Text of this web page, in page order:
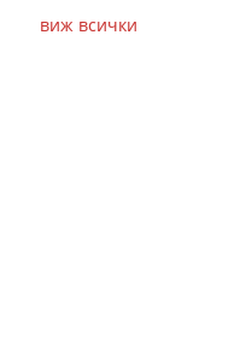
виж всички